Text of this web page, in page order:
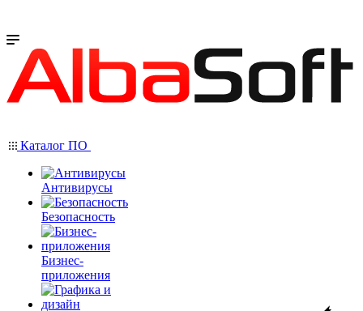
Каталог ПО
Антивирусы
Безопасность
Бизнес-
приложения